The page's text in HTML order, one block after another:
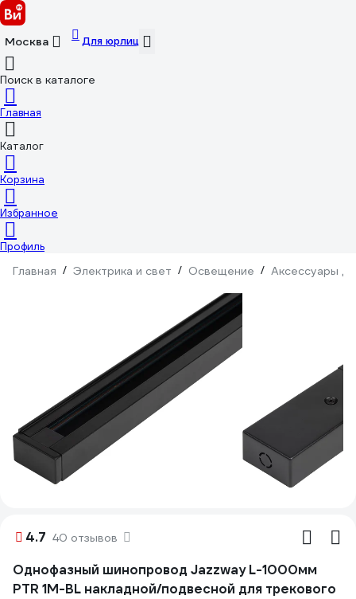
Москва Для юрлиц
Поиск в каталоге
Главная
Каталог
Корзина
Избранное
Профиль
Главная / Электрика и свет / Освещение / Аксессуары
4.7 40 отзывов
Однофазный шинопровод Jazzway L-1000мм
PTR 1M-BL накладной/подвесной для трекового